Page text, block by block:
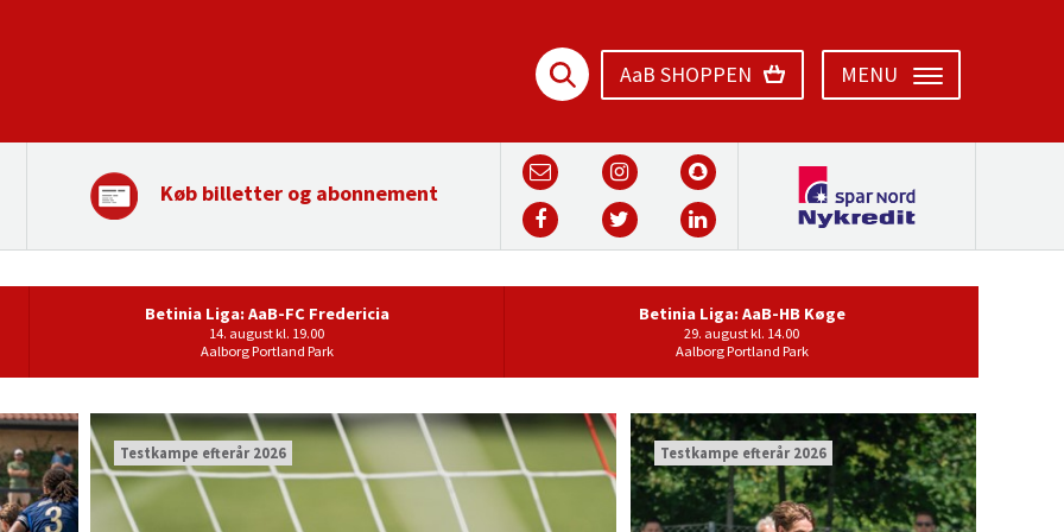
AaB SHOPPEN MENU
Køb billetter og abonnement
Betinia Liga: AaB-FC Fredericia
14. august kl. 19.00
Aalborg Portland Park
Betinia Liga: AaB-HB Køge
29. august kl. 14.00
Aalborg Portland Park
Testkampe efterår 2026 Testkampe efterår 2026